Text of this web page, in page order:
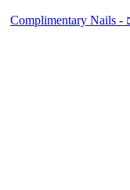
- מוצרי ציפורניים משלימים - Complimentary Nails